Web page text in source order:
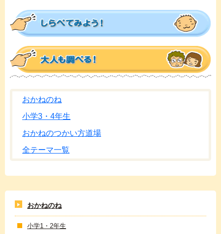
おかねのね
小学3・4年生
おかねのつかい方道場
全テーマ一覧
おかねのね
小学1・2年生